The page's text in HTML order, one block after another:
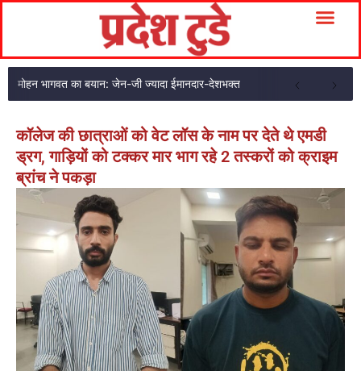
मोहन भागवत का बयान: जेन-जी ज्यादा ईमानदार-देशभक्त
कॉलेज की छात्राओं को वेट लॉस के नाम पर देते थे एमडी
ड्रग, गाड़ियों को टक्कर मार भाग रहे 2 तस्करों को क्राइम
ब्रांच ने पकड़ा